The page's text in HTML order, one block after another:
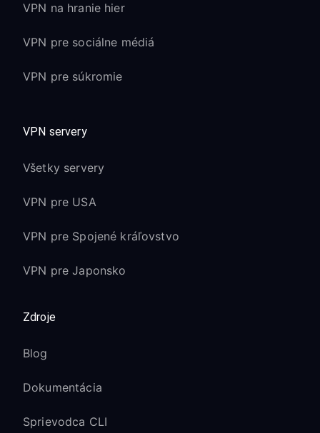
VPN na hranie hier
VPN pre sociálne médiá
VPN pre súkromie
VPN servery
Všetky servery
VPN pre USA
VPN pre Spojené kráľovstvo
VPN pre Japonsko
Zdroje
Blog
Dokumentácia
Sprievodca CLI